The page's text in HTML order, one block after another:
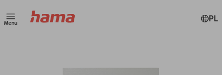
Menu PL